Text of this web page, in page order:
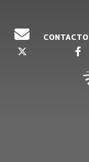
CONTACTO